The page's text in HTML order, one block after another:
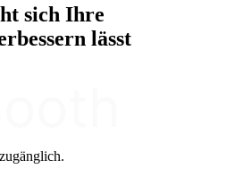
sich Ihre
lässt